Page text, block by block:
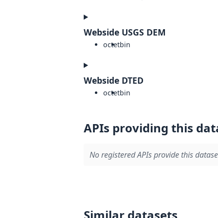
Webside USGS DEM
octetbin
Webside DTED
octetbin
APIs providing this
No registered APIs provide this
Similar datasets